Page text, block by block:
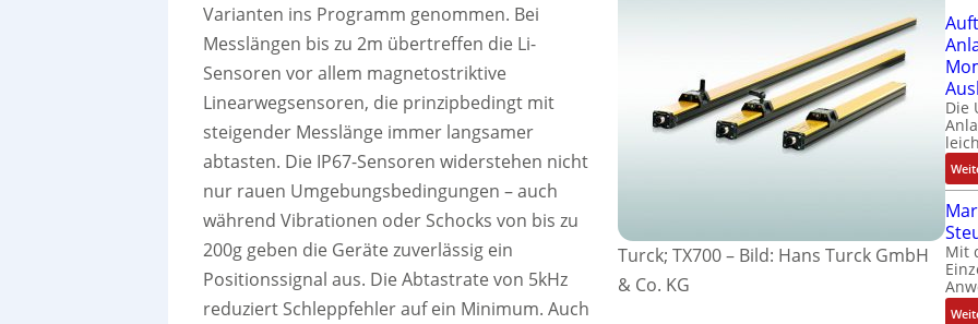
Turck; TX700– Bild: Hans Turck GmbH
& Co. KG
Varianten ins Programm genommen. Bei
Messlängen bis zu 2m übertreffen die Li-
Sensoren vor allem magnetostriktive
Linearwegsensoren, die prinzipbedingt mit
steigender Messlänge immer langsamer
abtasten. Die IP67-Sensoren widerstehen nicht
nur rauen Umgebungsbedingungen – auch
während Vibrationen oder Schocks von bis zu
200g geben die Geräte zuverlässig ein
Positionssignal aus. Die Abtastrate von 5kHz
reduziert Schleppfehler auf ein Minimum. Auch
Die
Mit